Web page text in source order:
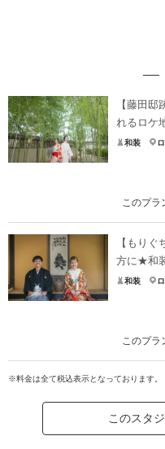
【藤田
れるロケ
和装
このプラ
和装でロケーションフォトプラン
撮影/移動費含む
和和装にぴったりな庭園や季節を
などご希望ロケ地に合わせてご提案
ロケ地により撮影申請費が発生する
上記ロケ地以外にもご案内可能で
撮影料
着付け
デ
【もり
方に★和
和装
このプラ
趣のあるロケーションでたっぷり
指定有形文化財で贅沢なフォトウ
撮影時間のご追加がおすすめ☆
※料金は全て税込表示となっております。
このスタ